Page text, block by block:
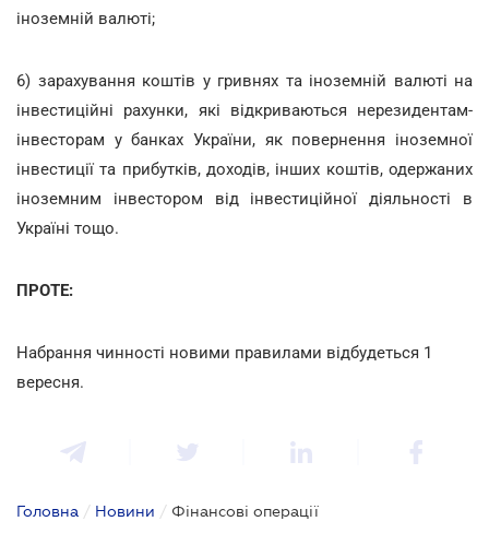
іноземній валюті;
6) зарахування коштів у гривнях та іноземній валюті на
інвестиційні рахунки, які відкриваються нерезидентам-
інвесторам у банках України, як повернення іноземної
інвестиції та прибутків, доходів, інших коштів, одержаних
іноземним інвестором від інвестиційної діяльності в
Україні тощо.
ПРОТЕ:
Набрання чинності новими правилами відбудеться 1
вересня.
Головна / Новини / Фінансові операції